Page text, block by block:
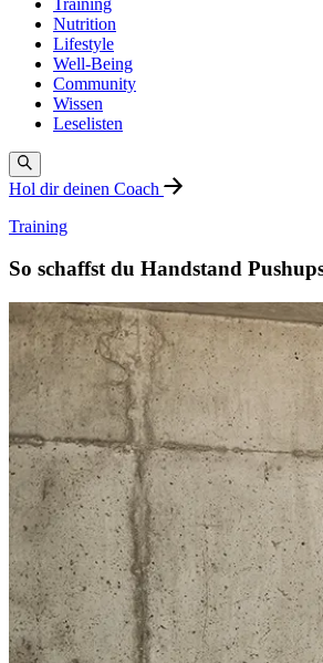
Training
Nutrition
Lifestyle
Well-Being
Community
Wissen
Leselisten
Hol dir deinen Coach
Training
So schaffst du Handstand